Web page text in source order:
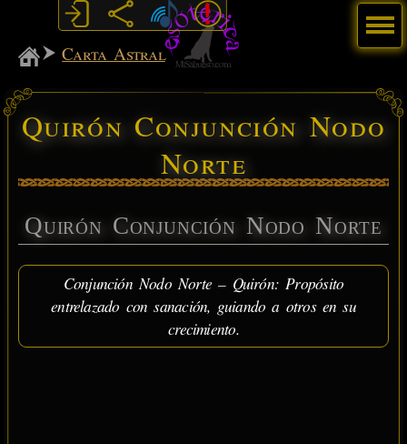
MiSabueso
Carta Astral
Quirón Conjunción Nodo
Norte
Quirón Conjunción Nodo Norte
Conjunción Nodo Norte – Quirón: Propósito
entrelazado con sanación, guiando a otros en su
crecimiento.
Menú